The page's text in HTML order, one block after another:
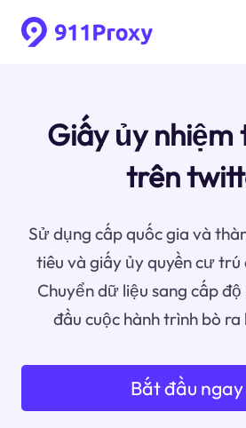
Giấy ủy nhiệm
trên
Sử dụng cấp quốc gia và
tiêu và giấy ủy quyền cư
Chuyển dữ liệu sang cấp
đầu cuộc hành trình bò
Bắt đầu